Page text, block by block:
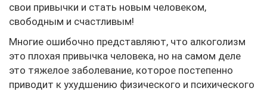
свои привычки и стать новым человеком,
свободным и счастливым!
Многие ошибочно представляют, что алкоголизм
это плохая привычка человека, но на самом деле
это тяжелое заболевание, которое постепенно
приводит к ухудшению физического и психического